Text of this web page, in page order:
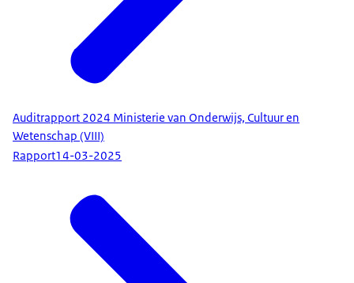
Auditrapport 2024 Ministerie van Onderwijs, Cultuur en
Wetenschap (VIII)
Rapport14-03-2025